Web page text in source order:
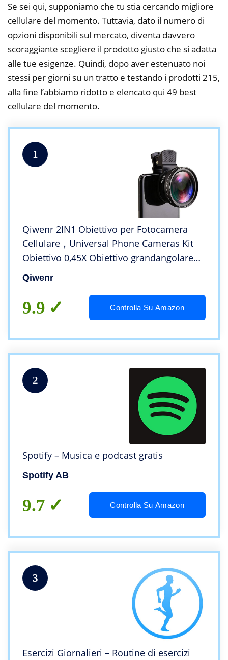
Se sei qui, supponiamo che tu stia cercando migliore
cellulare del momento. Tuttavia, dato il numero di
opzioni disponibili sul mercato, diventa davvero
scoraggiante scegliere il prodotto giusto che si adatta
alle tue esigenze. Quindi, dopo aver estenuato noi
stessi per giorni su un tratto e testando i prodotti 215,
alla fine l’abbiamo ridotto e elencato qui 49 best
cellulare del momento.
1
Qiwenr 2IN1 Obiettivo per Fotocamera
Cellulare，Universal Phone Cameras Kit
Obiettivo 0,45X Obiettivo grandangolare
140 ° + 12,5X Obiettivo Macro Obiettivo
Phone Camera Lens，per Smartphone
Qiwenr
9.9 Controlla Su Amazon
2
Spotify – Musica e podcast gratis
Spotify AB
9.7 Controlla Su Amazon
3
Esercizi Giornalieri – Routine di esercizi